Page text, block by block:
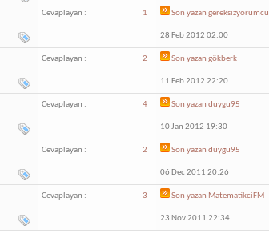
Cevaplayan : 1 Son yazan gereksizyorumcu
28 Feb 2012 02:00
Cevaplayan : 2 Son yazan gökberk
11 Feb 2012 22:20
Cevaplayan : 4 Son yazan duygu95
10 Jan 2012 19:30
Cevaplayan : 2 Son yazan duygu95
06 Dec 2011 20:26
Cevaplayan : 3 Son yazan MatematikciFM
23 Nov 2011 22:34